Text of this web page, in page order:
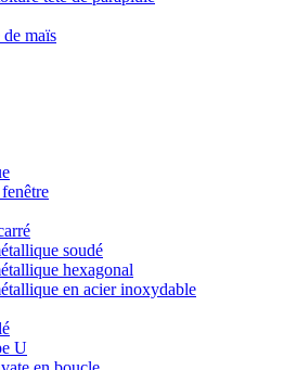
maïs
soudé
hexagonal
en acier inoxydable
U